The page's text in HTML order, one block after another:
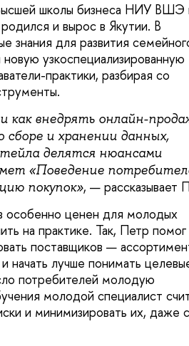
школы бизнеса НИУ ВШЭ
и вырос в Якутии. В
знания для развития
узкоспециализированную
практики, разбирая со
как внедрять онлайн-
и хранении данных,
делятся нюансами
«Поведение
покупок», — рассказывает
особенно ценен для молодых
на практике. Так, Петр помог
поставщиков —
начать лучше понимать
потребителей молодую
молодой специалист
и минимизировать их, даже с